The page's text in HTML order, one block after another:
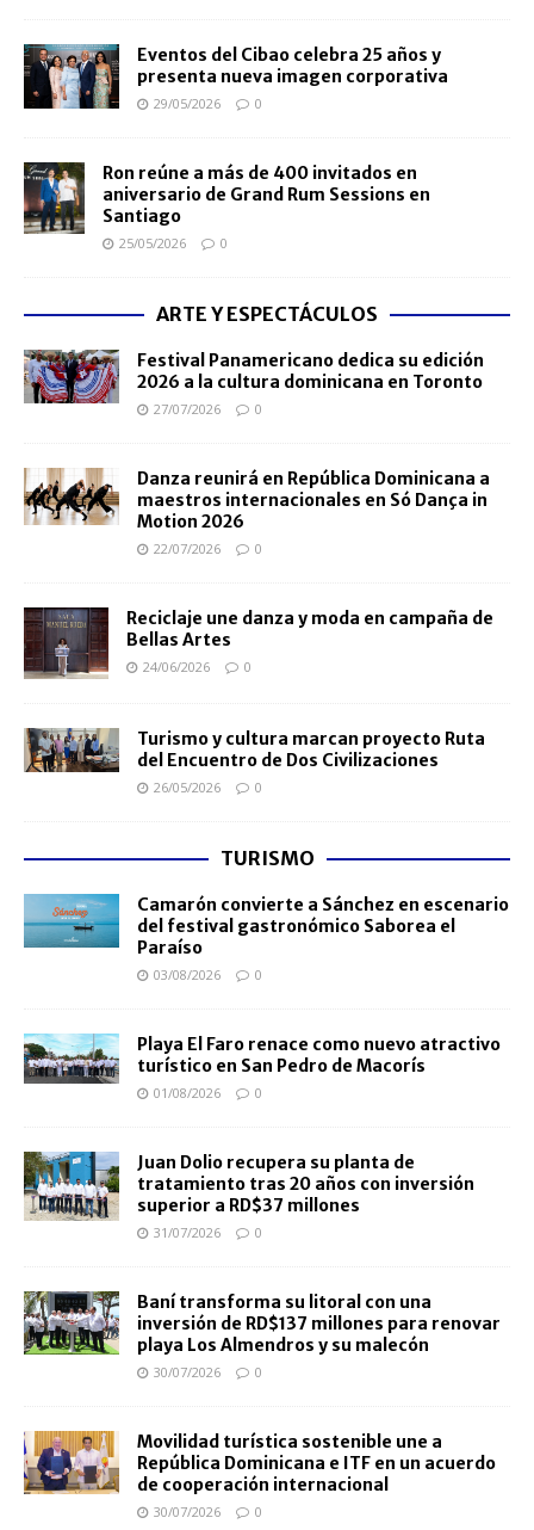
Eventos del Cibao celebra 25 años y
presenta nueva imagen corporativa
29/05/2026 0
Ron reúne a más de 400 invitados en
aniversario de Grand Rum Sessions en
Santiago
25/05/2026 0
ARTE Y ESPECTÁCULOS
Festival Panamericano dedica su edición
2026 a la cultura dominicana en Toronto
27/07/2026 0
Danza reunirá en República Dominicana a
maestros internacionales en Só Dança in
Motion 2026
22/07/2026 0
Reciclaje une danza y moda en campaña de
Bellas Artes
24/06/2026 0
Turismo y cultura marcan proyecto Ruta
del Encuentro de Dos Civilizaciones
26/05/2026 0
TURISMO
Camarón convierte a Sánchez en escenario
del festival gastronómico Saborea el
Paraíso
03/08/2026 0
Playa El Faro renace como nuevo atractivo
turístico en San Pedro de Macorís
01/08/2026 0
Juan Dolio recupera su planta de
tratamiento tras 20 años con inversión
superior a RD$37 millones
31/07/2026 0
Baní transforma su litoral con una
inversión de RD$137 millones para renovar
playa Los Almendros y su malecón
30/07/2026 0
Movilidad turística sostenible une a
República Dominicana e ITF en un acuerdo
de cooperación internacional
30/07/2026 0